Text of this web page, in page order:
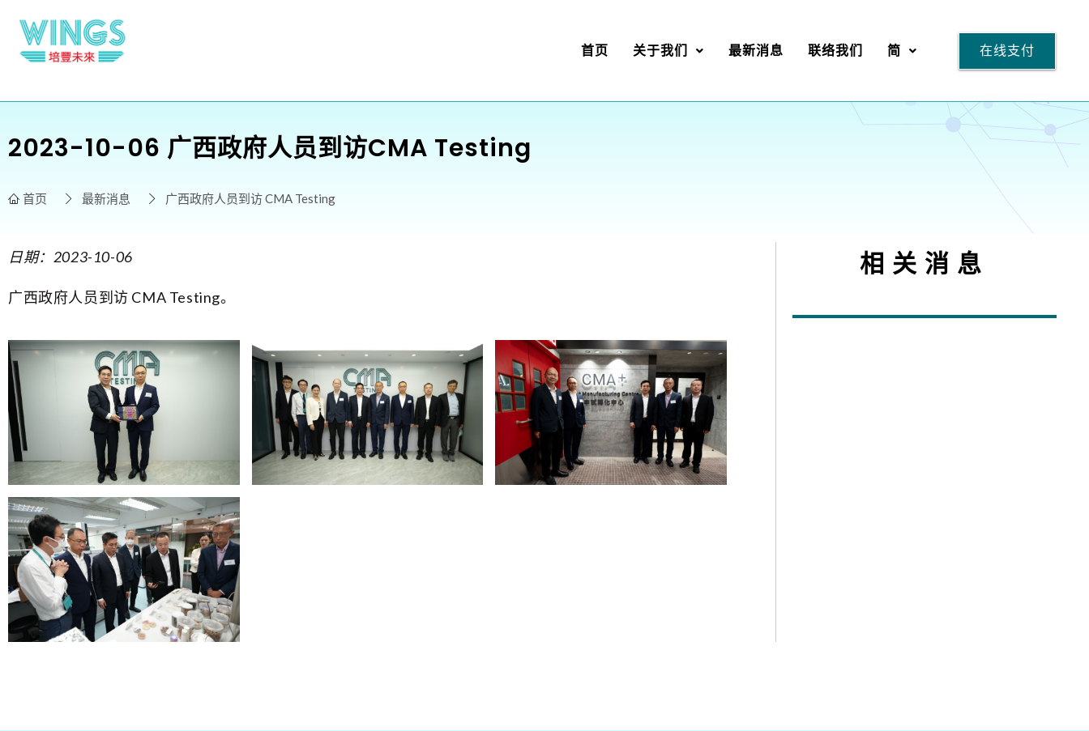
首页 关于我们 最新消息 联络我们 简 在线支付
2023-10-06 广西政府人员到访CMA Testing
首页 最新消息 广西政府人员到访 CMA Testing
日期：2023-10-06
广西政府人员到访 CMA Testing。
相关消息